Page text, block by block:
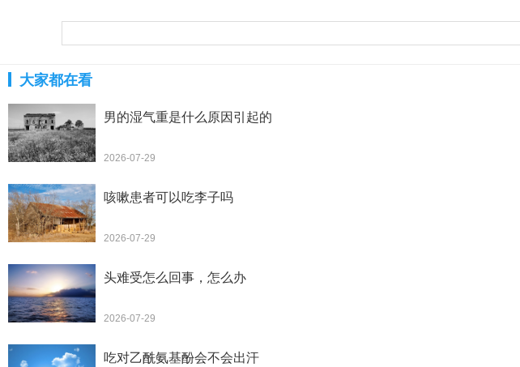
大家都在看
男的湿气重是什么原因引起的
2026-07-29
咳嗽患者可以吃李子吗
2026-07-29
头难受怎么回事，怎么办
2026-07-29
吃对乙酰氨基酚会不会出汗